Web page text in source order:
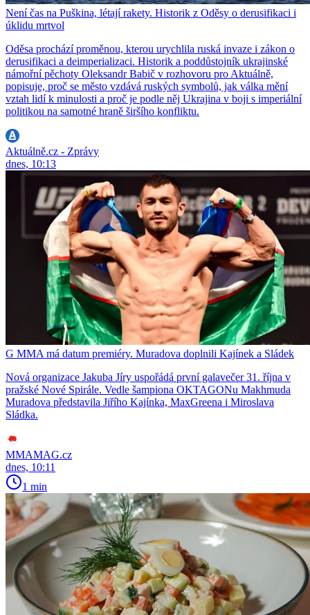
Není čas na Puškina, létají rakety. Historik z Oděsy o derusifikaci i
úklidu mrtvol
Oděsa prochází proměnou, kterou urychlila ruská invaze i zákon o
derusifikaci a deimperializaci. Historik a poddůstojník ukrajinské
námořní pěchoty Oleksandr Babič v rozhovoru pro Aktuálně,
popisuje, proč se město vzdává ruských symbolů, jak válka mění
vztah lidí k minulosti a proč je podle něj Ukrajina v boji s imperiální
politikou na samotné hraně širšího konfliktu.
Aktuálně.cz - Zprávy
dnes, 10:13
G MMA má datum premiéry. Muradova doplnili Kajínek a Sládek
Nová organizace Jakuba Jíry uspořádá první galavečer 31. října v
pražské Nové Spirále. Vedle šampiona OKTAGONu Makhmuda
Muradova představila Jiřího Kajínka, MaxGreena i Miroslava
Sládka.
MMAMAG.cz
dnes, 10:11
1 min